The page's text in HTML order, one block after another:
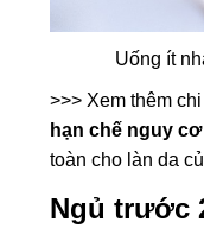
Uống ít
>>> Xem thêm
hạn chế nguy
toàn cho làn da
Ngủ trước